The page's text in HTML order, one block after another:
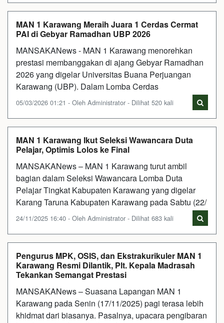
MAN 1 Karawang Meraih Juara 1 Cerdas Cermat
PAI di Gebyar Ramadhan UBP 2026
MANSAKANews - MAN 1 Karawang menorehkan
prestasi membanggakan di ajang Gebyar Ramadhan
2026 yang digelar Universitas Buana Perjuangan
Karawang (UBP). Dalam Lomba Cerdas
05/03/2026 01:21 - Oleh Administrator - Dilihat 520 kali
MAN 1 Karawang Ikut Seleksi Wawancara Duta
Pelajar, Optimis Lolos ke Final
MANSAKANews – MAN 1 Karawang turut ambil
bagian dalam Seleksi Wawancara Lomba Duta
Pelajar Tingkat Kabupaten Karawang yang digelar
Karang Taruna Kabupaten Karawang pada Sabtu (22/
24/11/2025 16:40 - Oleh Administrator - Dilihat 683 kali
Pengurus MPK, OSIS, dan Ekstrakurikuler MAN 1
Karawang Resmi Dilantik, Plt. Kepala Madrasah
Tekankan Semangat Prestasi
MANSAKANews – Suasana Lapangan MAN 1
Karawang pada Senin (17/11/2025) pagi terasa lebih
khidmat dari biasanya. Pasalnya, upacara pengibaran